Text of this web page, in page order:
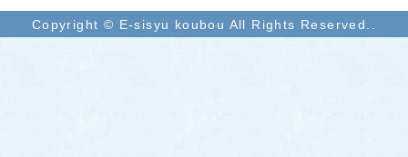
Copyright © E-sisyu koubou All Rights Reserved..